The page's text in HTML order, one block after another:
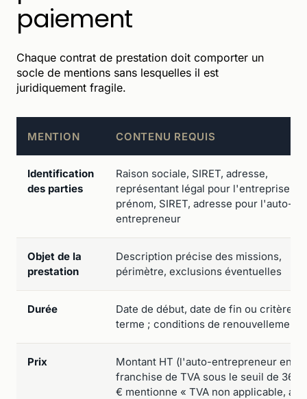
paiement
Chaque contrat de prestation doit comporter un
socle de mentions sans lesquelles il est
juridiquement fragile.
MENTION CONTENU REQUIS
Identification
des parties
Raison sociale, SIRET, adresse,
représentant légal pour l'entreprise ;
prénom, SIRET, adresse pour l'auto-
entrepreneur
Objet de la
prestation
Description précise des missions,
périmètre, exclusions éventuelles
Durée
Date de début, date de fin ou critère de
terme ; conditions de renouvellement
Prix
Montant HT (l'auto-entrepreneur en
franchise de TVA sous le seuil de 36
€ mentionne « TVA non applicable, art.